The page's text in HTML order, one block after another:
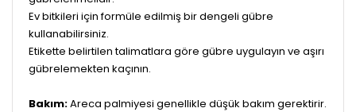
Ev bitkileri için formüle edilmiş bir dengeli gübre
kullanabilirsiniz.
Etikette belirtilen talimatlara göre gübre uygulayın ve aşırı
gübrelemekten kaçının.
Bakım:Areca palmiyesi genellikle düşük bakım gerektirir.